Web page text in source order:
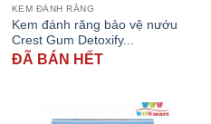
KEM ĐÁNH RĂNG
Kem đánh răng bảo vệ nướu
Crest Gum Detoxify...
ĐÃ BÁN HẾT